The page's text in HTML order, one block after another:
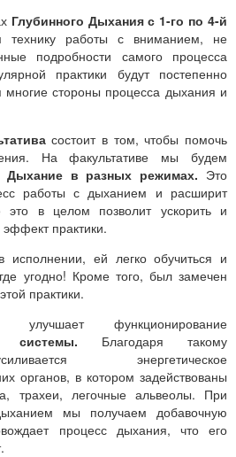
Глубинного Дыхания с 1-го по 4-й
технику работы с вниманием, не
подробности самого процесса
практики будут постепенно
многие стороны процесса дыхания и
состоит в том, чтобы помочь
На факультативе мы будем
Дыхание в разных режимах. Это
работы с дыханием и расширит
это в целом позволит ускорить и
практики.
исполнении, ей легко обучиться и
угодно! Кроме того, был замечен
этой практики.
улучшает функционирование
системы. Благодаря такому
энергетическое
органов, в котором задействованы
трахеи, легочные альвеолы. При
мы получаем добавочную
процесс дыхания, что его